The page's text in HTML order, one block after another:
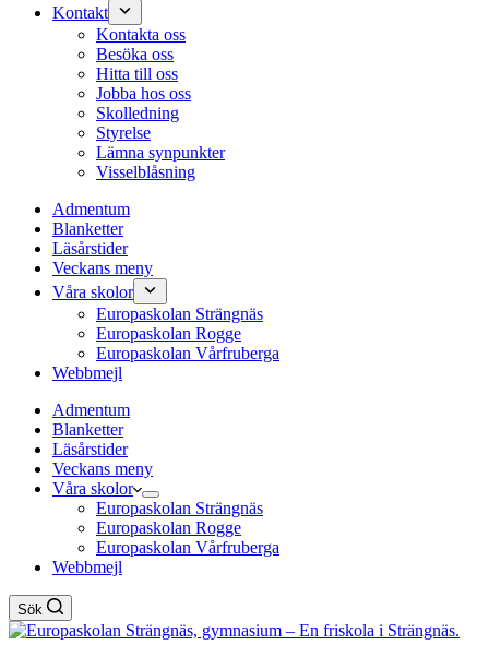
Kontakt
Kontakta oss
Besöka oss
Hitta till oss
Jobba hos oss
Skolledning
Styrelse
Lämna synpunkter
Visselblåsning
Admentum
Blanketter
Läsårstider
Veckans meny
Våra skolor
Europaskolan Strängnäs
Europaskolan Rogge
Europaskolan Vårfruberga
Webbmejl
Admentum
Blanketter
Läsårstider
Veckans meny
Våra skolor
Europaskolan Strängnäs
Europaskolan Rogge
Europaskolan Vårfruberga
Webbmejl
Sök